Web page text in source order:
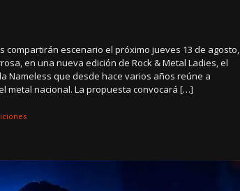
compartirán escenario el próximo jueves 13 de agosto,
en una nueva edición de Rock & Metal Ladies, el
Nameless que desde hace varios años reúne a
metal nacional. La propuesta convocará […]